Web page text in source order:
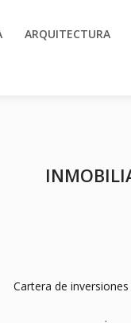
ARQUITECTURA
Cartera de
.